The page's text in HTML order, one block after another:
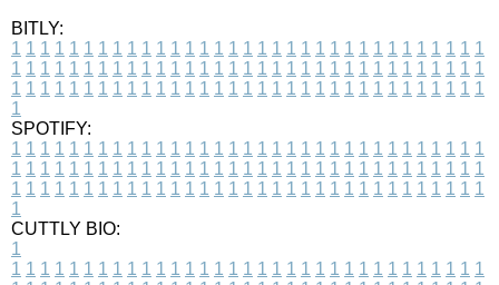
BITLY:
1 1 1 1 1 1 1 1 1 1 1 1 1 1 1 1 1 1 1 1 1 1 1 1 1 1 1 1 1 1 1 1 1
1 1 1 1 1 1 1 1 1 1 1 1 1 1 1 1 1 1 1 1 1 1 1 1 1 1 1 1 1 1 1 1 1
1 1 1 1 1 1 1 1 1 1 1 1 1 1 1 1 1 1 1 1 1 1 1 1 1 1 1 1 1 1 1 1 1
1
SPOTIFY:
1 1 1 1 1 1 1 1 1 1 1 1 1 1 1 1 1 1 1 1 1 1 1 1 1 1 1 1 1 1 1 1 1
1 1 1 1 1 1 1 1 1 1 1 1 1 1 1 1 1 1 1 1 1 1 1 1 1 1 1 1 1 1 1 1 1
1 1 1 1 1 1 1 1 1 1 1 1 1 1 1 1 1 1 1 1 1 1 1 1 1 1 1 1 1 1 1 1 1
1
CUTTLY BIO:
1
1 1 1 1 1 1 1 1 1 1 1 1 1 1 1 1 1 1 1 1 1 1 1 1 1 1 1 1 1 1 1 1 1